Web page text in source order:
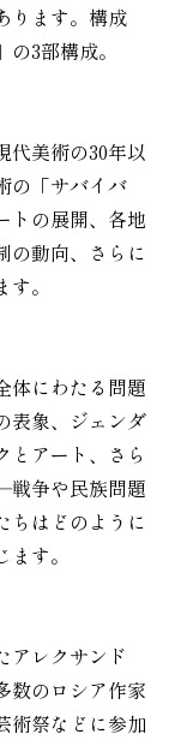
ります。構成
3部構成。
代美術の30年以
の「サバイバ
トの展開、各地
の動向、さらに
。
体にわたる問題
表象、ジェンダ
とアート、さら
争や民族問題
ちはどのように
す。
アレクサンド
数のロシア作家
術祭などに参加